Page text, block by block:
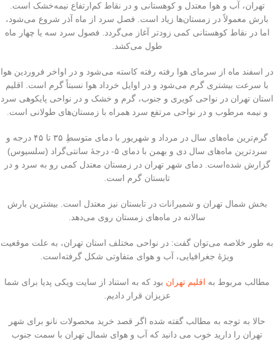
تهران، آب و هوا معتدل و کوهستانی و در نقاط کم‌ارتفاع نیمه‌خشک است.
بارش معمولاً در زمستان‌ها زیاد است. فصل سرد از ماه آذر شروع می‌شود،
اما در نقاط کوهستانی کمی زودتر آغاز می‌گردد. فصول سرد سه یا چهار ماه
طول می‌کشد.
در اسفند ماه از سرمای هوا رفته‌ رفته کاسته می‌شود و در اواخر فروردین هوا
با سرعت بیشتری گرم می‌شود و در اوایل خرداد هوا نسبتاً گرم است. اقلیم
استان تهران در نواحی کویری و جنوب، گرم و خشک و در نواحی پایکوهی سرد
و نیمه‌ مرطوب و در نواحی مرتفع سرد همراه با زمستان‌های طولانی است.
گرم‌ترین ماه‌های سال در مرداد و شهریور با دمای متوسطِ ۳۵ تا ۴۵ درجه و
سردترین ماه‌های سال دی و بهمن با دمای ۵- درجهٔ سانتی‌گراد (سلسیوس)
گزارش شده‌است. دمای شهر تهران در زمستان معتدل کمی رو به سرد و در
تابستان گرم است.
بخش شمال تهران و شمیرانات در تابستان نیز معتدل است. بیشترین بارش
سالانه در ماه‌های زمستان روی می‌دهد.
به‌ طور خلاصه می‌توان گفت: در نواحی مختلف استان تهران، به علت موقعیت
ویژهٔ جغرافیایی، آب و هوای متفاوتی شکل گرفته‌است.
مطالب مربوط به اقلیم تهران بود که به استناد از سایت ویکی پدیا برای شما
عزیزان قرار دادیم.
حالا به توجه به مطالب گفته شده اگر قصد خرید محصولات نانو برای شهر
تهران را دارید خوب می دانید که آب و هوای شمال تهران با سمت جنوب